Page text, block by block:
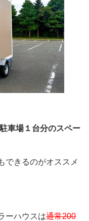
駐車場１台分のスペー
できるのがオススメ
ーハウスは通常200